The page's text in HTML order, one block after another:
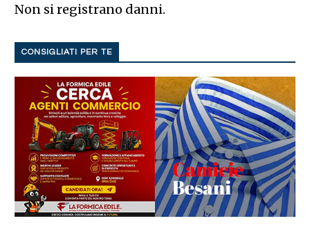
Non si registrano danni.
CONSIGLIATI PER TE